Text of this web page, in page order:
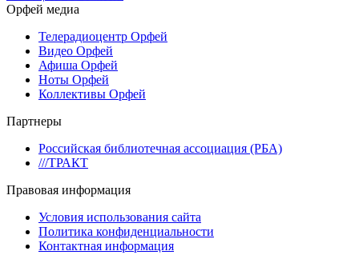
Орфей медиа
Телерадиоцентр Орфей
Видео Орфей
Афиша Орфей
Ноты Орфей
Коллективы Орфей
Партнеры
Российская библиотечная ассоциация (РБА)
///ТРАКТ
Правовая информация
Условия использования сайта
Политика конфиденциальности
Контактная информация